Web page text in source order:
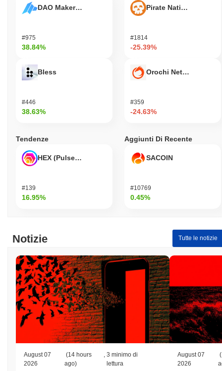
DAO Maker Token
#975
38.84%
Bless
#446
38.63%
Pirate Nation Token
#1814
-25.39%
Orochi Network
#359
-24.63%
Tendenze
HEX (Pulsechain)
#139
16.95%
Aggiunti Di Recente
SACOIN
#10769
0.45%
Notizie Tutte le notizie
August 07
2026
(14 hours
ago)
3 minimo di
lettura
August 07
2026